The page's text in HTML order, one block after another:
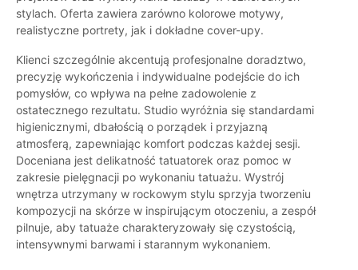
stylach. Oferta zawiera zarówno kolorowe motywy,
realistyczne portrety, jak i dokładne cover-upy.
Klienci szczególnie akcentują profesjonalne doradztwo,
precyzję wykończenia i indywidualne podejście do ich
pomysłów, co wpływa na pełne zadowolenie z
ostatecznego rezultatu. Studio wyróżnia się standardami
higienicznymi, dbałością o porządek i przyjazną
atmosferą, zapewniając komfort podczas każdej sesji.
Doceniana jest delikatność tatuatorek oraz pomoc w
zakresie pielęgnacji po wykonaniu tatuażu. Wystrój
wnętrza utrzymany w rockowym stylu sprzyja tworzeniu
kompozycji na skórze w inspirującym otoczeniu, a zespół
pilnuje, aby tatuaże charakteryzowały się czystością,
intensywnymi barwami i starannym wykonaniem.